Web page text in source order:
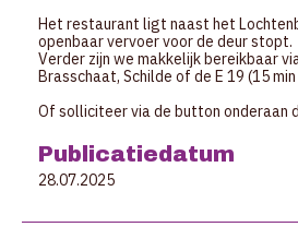
Het restaurant ligt naast het
openbaar vervoer voor de deur stopt.
Verder zijn we makkelijk bereikbaar
Brasschaat, Schilde of de E 19 (15
Of solliciteer via de button onderaan
Publicatiedatum
28.07.2025